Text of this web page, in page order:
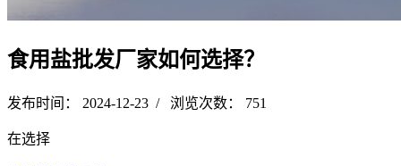
食用盐批发厂家如何选择？
发布时间： 2024-12-23 / 浏览次数： 751
在选择